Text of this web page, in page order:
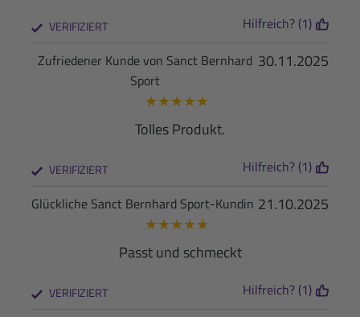
VERIFIZIERT Hilfreich? (1)
30.11.2025
Zufriedener Kunde von Sanct Bernhard
Sport
★★★★★
Tolles Produkt.
VERIFIZIERT Hilfreich? (1)
21.10.2025
Glückliche Sanct Bernhard Sport-Kundin
★★★★★
Passt und schmeckt
VERIFIZIERT Hilfreich? (1)